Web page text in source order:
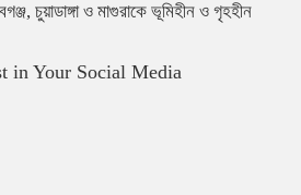
চুয়াডাঙ্গা ও মাগুরাকে ভূমিহীন ও গৃহহীন
in Your Social Media